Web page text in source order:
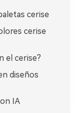
cerise
cerise
el cerise?
diseños
IA